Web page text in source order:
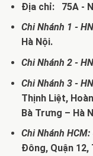
Địa chỉ: 75A -
Chi Nhánh 1 -
Hà Nội.
Chi Nhánh 2 -
Chi Nhánh 3 -
Thịnh Liệt,
Bà Trưng – Hà
Chi Nhánh HCM:
Đông, Quận 12,